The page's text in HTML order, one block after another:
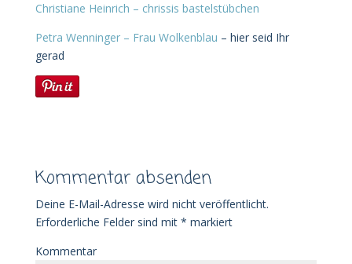
Christiane Heinrich – chrissis bastelstübchen
Petra Wenninger – Frau Wolkenblau – hier seid Ihr
gerad
Kommentar absenden
Deine E-Mail-Adresse wird nicht veröffentlicht.
Erforderliche Felder sind mit * markiert
Kommentar